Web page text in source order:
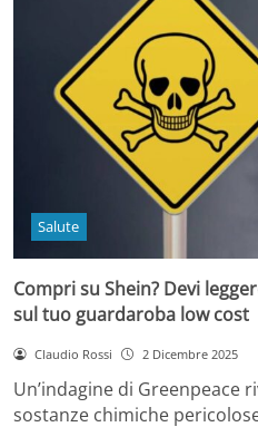
Salute
Compri su Shein? Devi
sul tuo guardaroba low cost
Claudio Rossi 2 Dicembre 2025
Un’indagine di Greenpeace
sostanze chimiche